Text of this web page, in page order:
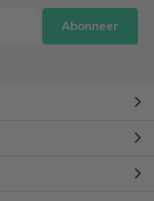
Abonneer